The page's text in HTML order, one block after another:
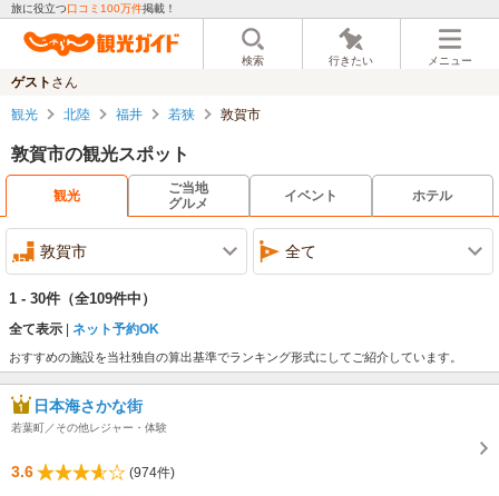
旅に役立つ口コミ100万件掲載！
検索 行きたい メニュー
ゲスト さん
観光 北陸 福井 若狭 敦賀市
敦賀市の観光スポット
観光
ご当地
グルメ
イベント ホテル
敦賀市 全て
1 - 30件 （全109件中）
全て表示 ネット予約OK
おすすめの施設を当社独自の算出基準でランキング形式にしてご紹介しています。
日本海さかな街
若葉町／その他レジャー・体験
3.6
(974件)